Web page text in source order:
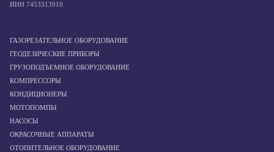
ИНН 7453313910
ГАЗОРЕЗАТЕЛЬНОЕ ОБОРУДОВАНИЕ
ГЕОДЕЗИЧЕСКИЕ ПРИБОРЫ
ГРУЗОПОДЪЕМНОЕ ОБОРУДОВАНИЕ
КОМПРЕССОРЫ
КОНДИЦИОНЕРЫ
МОТОПОМПЫ
НАСОСЫ
ОКРАСОЧНЫЕ АППАРАТЫ
ОТОПИТЕЛЬНОЕ ОБОРУДОВАНИЕ